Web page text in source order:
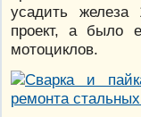
усадить
проект, а было
мотоциклов.